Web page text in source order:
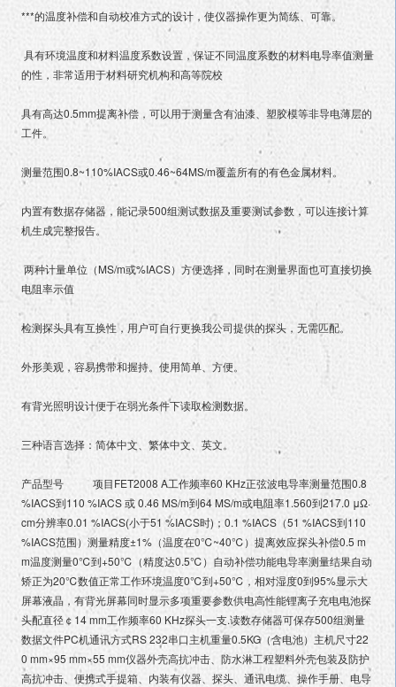
***的温度补偿和自动校准方式的设计，使仪器操作更为简练、可靠。
具有环境温度和材料温度系数设置，保证不同温度系数的材料电导率值测量
的性，非常适用于材料研究机构和高等院校
具有高达0.5mm提离补偿，可以用于测量含有油漆、塑胶模等非导电薄层的
工件。
测量范围0.8~110%IACS或0.46~64MS/m覆盖所有的有色金属材料。
内置有数据存储器，能记录500组测试数据及重要测试参数，可以连接计算
机生成完整报告。
两种计量单位（MS/m或%IACS）方便选择，同时在测量界面也可直接切换
电阻率示值
检测探头具有互换性，用户可自行更换我公司提供的探头，无需匹配。
外形美观，容易携带和握持。使用简单、方便。
有背光照明设计便于在弱光条件下读取检测数据。
三种语言选择：简体中文、繁体中文、英文。
产品型号 项目FET2008 A工作频率60 KHz正弦波电导率测量范围0.8
%IACS到110 %IACS 或 0.46 MS/m到64 MS/m或电阻率1.560到217.0 μΩ·
cm分辨率0.01 %IACS(小于51 %IACS时)；0.1 %IACS（51 %IACS到110
%IACS范围）测量精度±1%（温度在0℃~40℃）提离效应探头补偿0.5 m
m温度测量0℃到+50℃（精度达0.5℃）自动补偿功能电导率测量结果自动
矫正为20℃数值正常工作环境温度0℃到+50℃，相对湿度0到95%显示大
屏幕液晶，有背光屏幕同时显示多项重要参数供电高性能锂离子充电电池探
头配直径￠14 mm工作频率60 KHz探头一支.读数存储器可保存500组测量
数据文件PC机通讯方式RS 232串口主机重量0.5KG（含电池）主机尺寸22
0 mm×95 mm×55 mm仪器外壳高抗冲击、防水淋工程塑料外壳包装及防护
高抗冲击、便携式手提箱、内装有仪器、探头、通讯电缆、操作手册、电导